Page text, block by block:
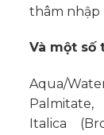
thâm nhập
Và một số
Aqua/
Italica